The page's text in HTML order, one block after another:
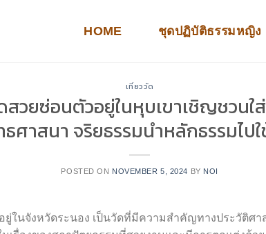
HOME ชุดปฏิบัติธรรมหญิง
เที่ยววัด
วยซ่อนตัวอยู่ในหุบเขาเชิญชวนใ
าสนา จริยธรรมนำหลักธรรมไปใ
POSTED ON NOVEMBER 5, 2024 BY NOI
อยู่ในจังหวัดระนอง เป็นวัดที่มีความสำคัญทางประวัติศ